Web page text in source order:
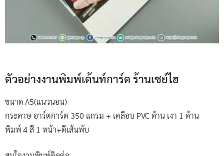
ตัวอย่างงานพิมพ์เต้นท์การ์ด ร้านเซย์ไฮ
ขนาด A5(แนวนอน)
กระดาษ อาร์ตการ์ต 350 แกรม + เคลือบ PVC ด้าน เงา 1 ด้าน
พิมพ์ 4 สี 1 หน้า+ตีเส้นพับ